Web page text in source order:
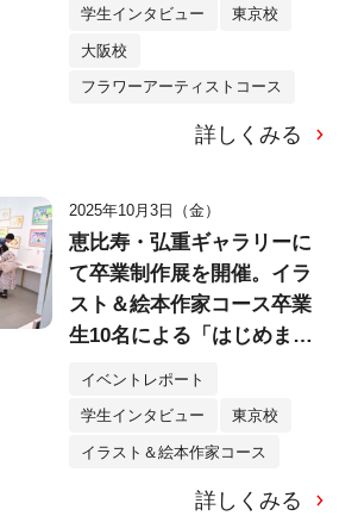
学生インタビュー 東京校
大阪校
フラワーアーティストコース
詳しくみる
2025年10月3日（金）
恵比寿・弘重ギャラリーに
て卒業制作展を開催。イラ
スト＆絵本作家コース卒業
生10名による「はじめまし
イベントレポート
学生インタビュー 東京校
イラスト＆絵本作家コース
詳しくみる